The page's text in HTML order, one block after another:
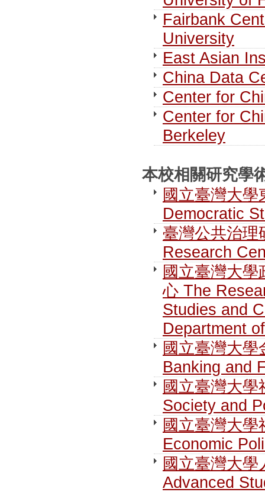
Fairbank
University
East Asian
China Data
Center for
Center for
Berkeley
本校相關研究
國立臺灣大
Democratic
臺灣公共治理
Research
國立臺灣大
心 The
Studies and
Department
國立臺灣大
Banking and
國立臺灣大
Society and
國立臺灣大
Economic
國立臺灣大
Advanced